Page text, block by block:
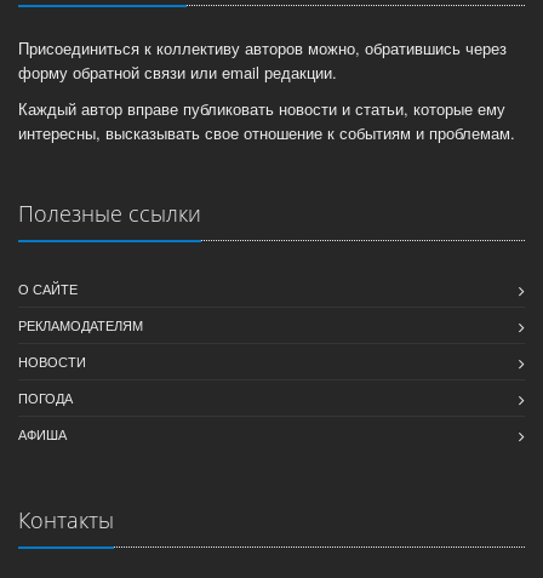
Присоединиться к коллективу авторов можно, обратившись через
форму обратной связи или email редакции.
Каждый автор вправе публиковать новости и статьи, которые ему
интересны, высказывать свое отношение к событиям и проблемам.
Полезные ссылки
О САЙТЕ
РЕКЛАМОДАТЕЛЯМ
НОВОСТИ
ПОГОДА
АФИША
Контакты